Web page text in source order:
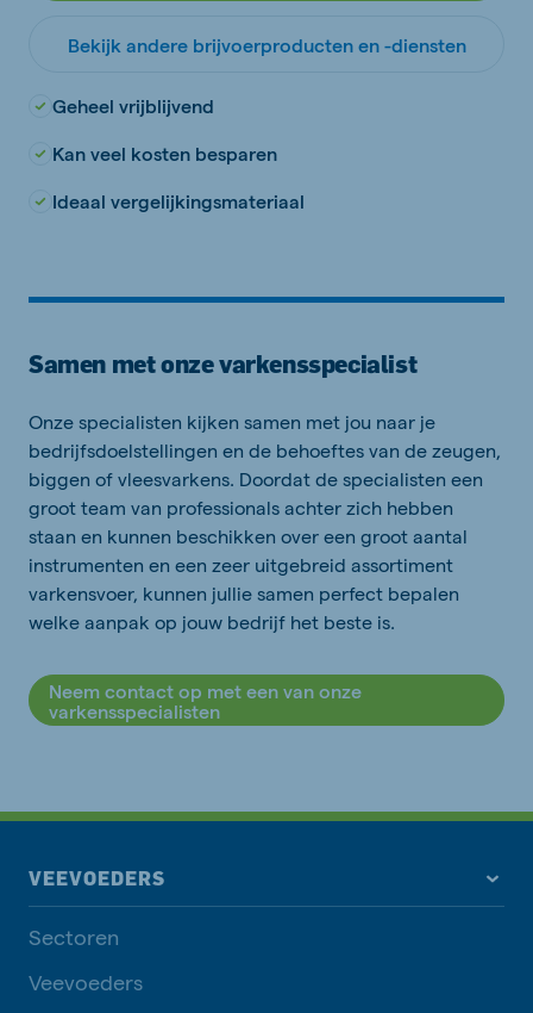
Bekijk andere brijvoerproducten en -diensten
Geheel vrijblijvend
Kan veel kosten besparen
Ideaal vergelijkingsmateriaal
Samen met onze varkensspecialist
Onze specialisten kijken samen met jou naar je
bedrijfsdoelstellingen en de behoeftes van de zeugen,
biggen of vleesvarkens. Doordat de specialisten een
groot team van professionals achter zich hebben
staan en kunnen beschikken over een groot aantal
instrumenten en een zeer uitgebreid assortiment
varkensvoer, kunnen jullie samen perfect bepalen
welke aanpak op jouw bedrijf het beste is.
Neem contact op met een van onze
varkensspecialisten
VEEVOEDERS
Sectoren
Veevoeders